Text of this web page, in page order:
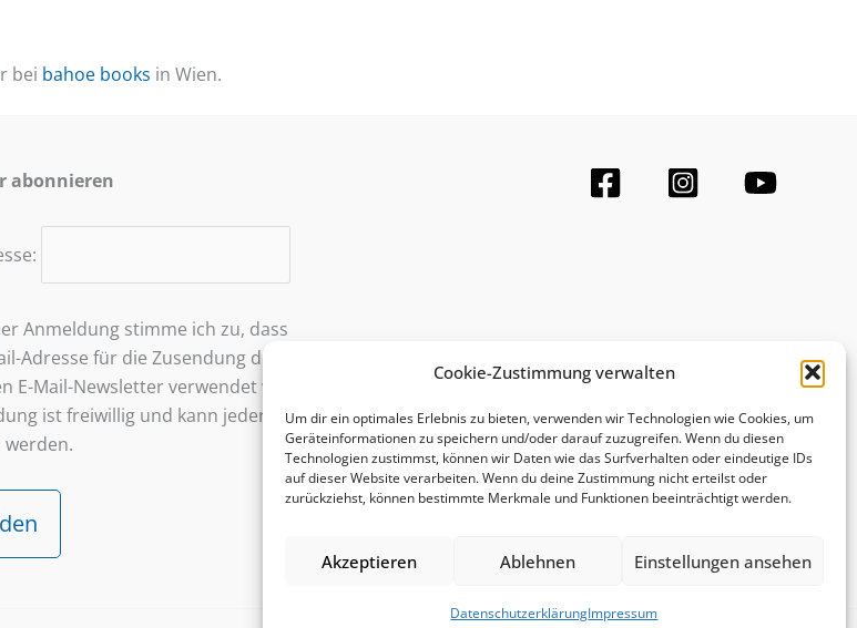
Cookie-Zustimmung verwalten
Um dir ein optimales Erlebnis zu bieten, verwenden wir Technologien wie Cookies, um
Geräteinformationen zu speichern und/oder darauf zuzugreifen. Wenn du diesen
Technologien zustimmst, können wir Daten wie das Surfverhalten oder eindeutige IDs
auf dieser Website verarbeiten. Wenn du deine Zustimmung nicht erteilst oder
zurückziehst, können bestimmte Merkmale und Funktionen beeinträchtigt werden.
Akzeptieren Ablehnen Einstellungen ansehen
DatenschutzerklärungImpressum
bei bahoe books in Wien.
abonnieren
Anmeldung stimme ich zu, dass
Adresse für die Zusendung des
E-Mail-Newsletter verwendet wird.
ist freiwillig und kann jederzeit